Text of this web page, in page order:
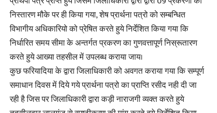
निस्तारण मौके पर ही किया गया, शेष प्रार्थना पत्रो को सम्बन्धित
विभागीय अधिकारियो को प्रेषित करते हुये निर्देशित किया गया कि
निर्धारित समय सीमा के अन्तर्गत प्रकरण का गुणवत्तापूर्ण निस्रूतारण
करते हुये आख्या तहसील में उपलब्ध कराया जाय।
कुछ फरियादिया के द्वारा जिलाधिकारी को अवगत कराया गया कि सम्पूर्ण
समाधान दिवस में दिये गये प्रार्थना पत्रो का प्राप्ति रसीद नही दी जा
रही है जिस पर जिलाधिकारी द्वारा कड़ी नाराजगी व्यक्त करते हुये